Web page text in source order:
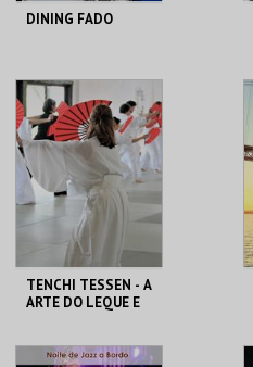
DINING FADO
SINA THE HOUSE OF
FADO
MAIS INFO
COMPRAR
TENCHI TESSEN - A
ARTE DO LEQUE E
MUSEU DO ORIENTE.